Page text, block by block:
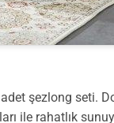
şezlong seti.
ile rahatlık